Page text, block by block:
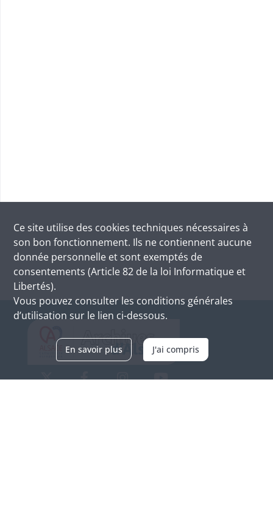
Ce site utilise des cookies techniques nécessaires à
son bon fonctionnement. Ils ne contiennent aucune
donnée personnelle et sont exemptés de
consentements (Article 82 de la loi Informatique et
Libertés).
Vous pouvez consulter les conditions générales
d’utilisation sur le lien ci-dessous.
En savoir plus J'ai compris